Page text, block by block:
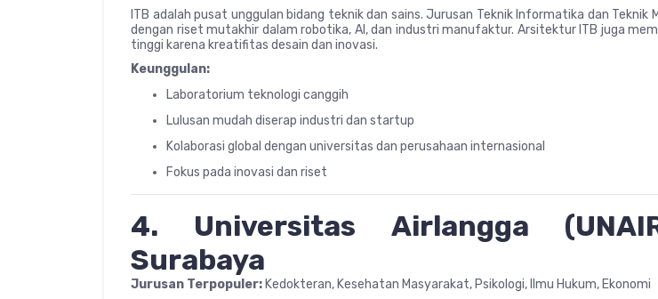
ITB adalah pusat unggulan bidang teknik dan sains. Jurusan Teknik Informatika dan Teknik
dengan riset mutakhir dalam robotika, AI, dan industri manufaktur. Arsitektur ITB juga
tinggi karena kreatifitas desain dan inovasi.
Keunggulan:
Laboratorium teknologi canggih
Lulusan mudah diserap industri dan startup
Kolaborasi global dengan universitas dan perusahaan internasional
Fokus pada inovasi dan riset
4. Universitas Airlangga
Surabaya
Jurusan Terpopuler: Kedokteran, Kesehatan Masyarakat, Psikologi, Ilmu Hukum, Ekonomi